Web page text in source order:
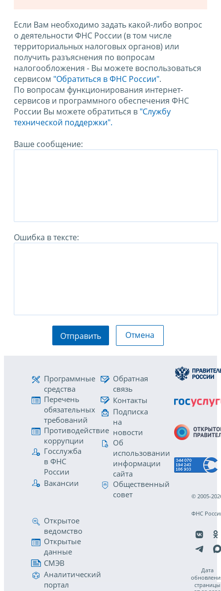
Если Вам необходимо задать какой-либо вопрос
о деятельности ФНС России (в том числе
территориальных налоговых органов) или
получить разъяснения по вопросам
налогообложения - Вы можете воспользоваться
сервисом "Обратиться в ФНС России".
По вопросам функционирования интернет-
сервисов и программного обеспечения ФНС
России Вы можете обратиться в "Службу
технической поддержки".
Ваше сообщение:
Ошибка в тексте:
Отправить Отмена
Программные
средства
Перечень
обязательных
требований
Противодействие
коррупции
Госслужба
в ФНС
России
Вакансии
Обратная
связь
Контакты
Подписка
на
новости
Об
использовании
информации
сайта
Общественный
совет
Открытое
ведомство
Открытые
данные
СМЭВ
Аналитический
портал
© 2005-
ФНС
Дата
страницы